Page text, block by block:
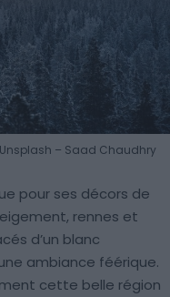
– Saad Chaudhry
pour ses décors de
rennes et
d’un blanc
ambiance féérique.
cette belle région